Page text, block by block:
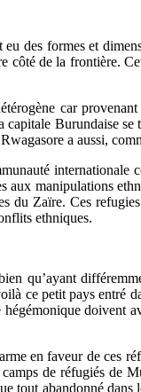
des formes et
de la frontière.
car
Burundaise
a aussi,
aux manipulations
du Zaïre. Ces
ethniques.
qu’ayant
ce petit pays entré
doivent
en faveur de ces
de réfugiés de
tout abandonné